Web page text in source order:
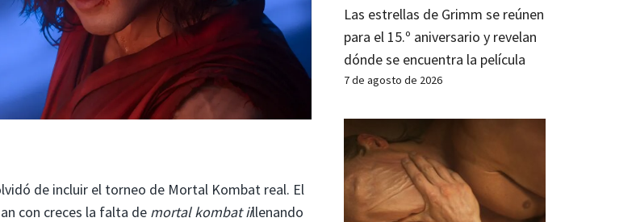
de incluir el torneo de Mortal Kombat real. El
con creces la falta de mortal kombat iillenando
Las estrellas de Grimm se reúnen
para el 15.º aniversario y revelan
dónde se encuentra la película
7 de agosto de 2026